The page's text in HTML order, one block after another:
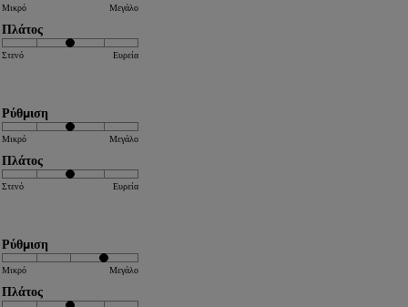
Μικρό Μεγάλο
Πλάτος
Στενό Ευρεία
Ρύθμιση
Μικρό Μεγάλο
Πλάτος
Στενό Ευρεία
Ρύθμιση
Μικρό Μεγάλο
Πλάτος